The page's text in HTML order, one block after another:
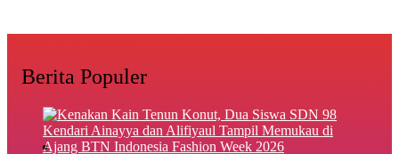
Berita Populer